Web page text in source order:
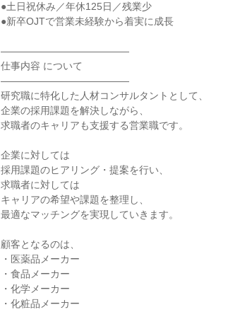
●土日祝休み／年休125日／残業少
●新卒OJTで営業未経験から着実に成長
―――――――――――――
仕事内容 について
―――――――――――――
研究職に特化した人材コンサルタントとして、
企業の採用課題を解決しながら、
求職者のキャリアも支援する営業職です。
企業に対しては
採用課題のヒアリング・提案を行い、
求職者に対しては
キャリアの希望や課題を整理し、
最適なマッチングを実現していきます。
顧客となるのは、
・医薬品メーカー
・食品メーカー
・化学メーカー
・化粧品メーカー